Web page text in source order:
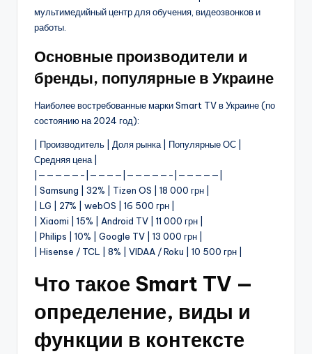
мультимедийный центр для обучения, видеозвонков и
работы.
Основные производители и
бренды, популярные в Украине
Наиболее востребованные марки Smart TV в Украине (по
состоянию на 2024 год):
| Производитель | Доля рынка | Популярные ОС |
Средняя цена |
|—————-|————|—————-|—————|
| Samsung | 32% | Tizen OS | 18 000 грн |
| LG | 27% | webOS | 16 500 грн |
| Xiaomi | 15% | Android TV | 11 000 грн |
| Philips | 10% | Google TV | 13 000 грн |
| Hisense / TCL | 8% | VIDAA / Roku | 10 500 грн |
Что такое Smart TV —
определение, виды и
функции в контексте